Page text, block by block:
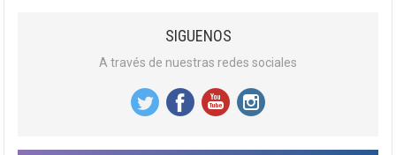
SIGUENOS
A través de nuestras redes sociales